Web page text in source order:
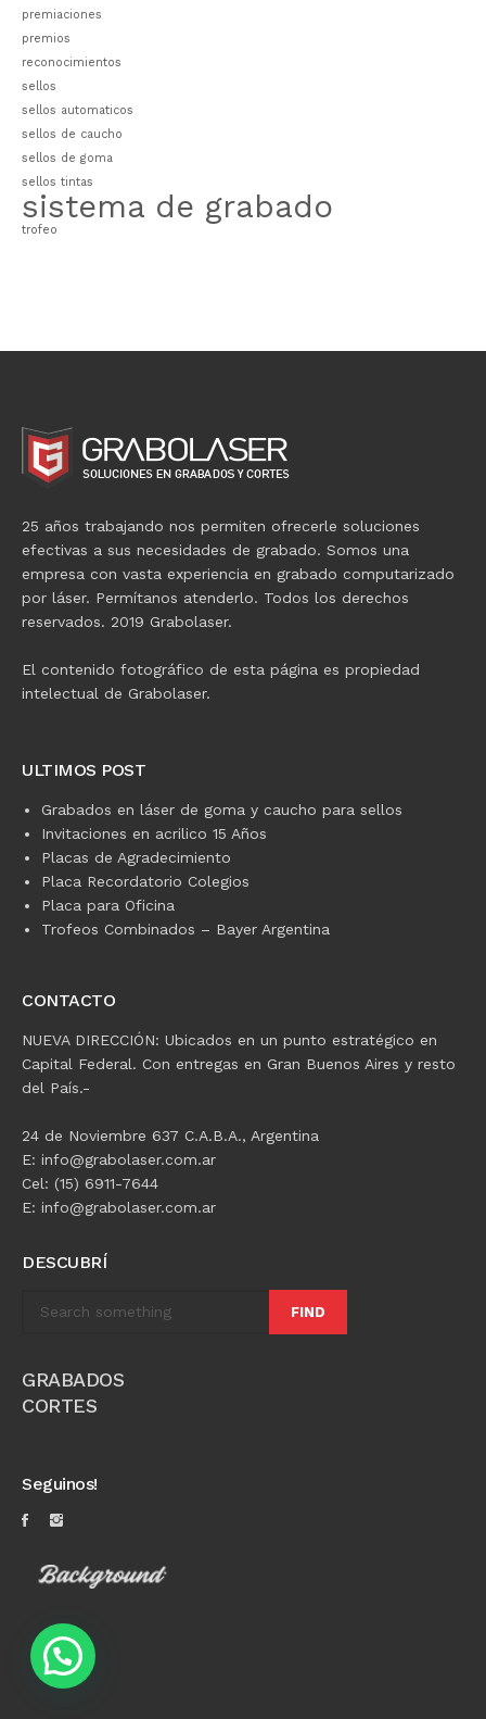
premiaciones
premios
reconocimientos
sellos
sellos automaticos
sellos de caucho
sellos de goma
sellos tintas
sistema de grabado
trofeo
25 años trabajando nos permiten ofrecerle soluciones
efectivas a sus necesidades de grabado. Somos una
empresa con vasta experiencia en grabado computarizado
por láser. Permítanos atenderlo. Todos los derechos
reservados. 2019 Grabolaser.
El contenido fotográfico de esta página es propiedad
intelectual de Grabolaser.
ULTIMOS POST
Grabados en láser de goma y caucho para sellos
Invitaciones en acrilico 15 Años
Placas de Agradecimiento
Placa Recordatorio Colegios
Placa para Oficina
Trofeos Combinados – Bayer Argentina
CONTACTO
NUEVA DIRECCIÓN: Ubicados en un punto estratégico en
Capital Federal. Con entregas en Gran Buenos Aires y resto
del País.-
24 de Noviembre 637 C.A.B.A., Argentina
E: info@grabolaser.com.ar
Cel: (15) 6911-7644
E: info@grabolaser.com.ar
DESCUBRÍ
FIND
GRABADOS
CORTES
Seguinos!